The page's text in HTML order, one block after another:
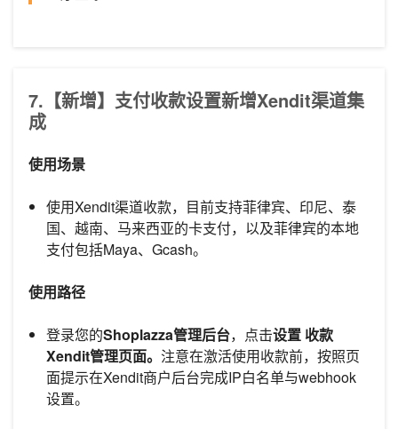
7.【新增】支付收款设置新增Xendit渠道集
成
使用场景
使用Xendit渠道收款，目前支持菲律宾、印尼、泰
国、越南、马来西亚的卡支付，以及菲律宾的本地
支付包括Maya、Gcash。
使用路径
登录您的Shoplazza管理后台，点击设置 收款
Xendit管理页面。 注意在激活使用收款前，按照页
面提示在Xendit商户后台完成IP白名单与webhook
设置。